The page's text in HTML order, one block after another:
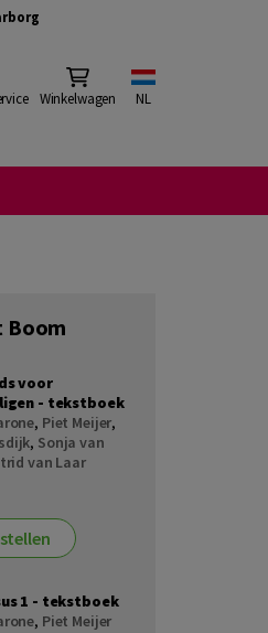
Winkelwagen NL
Boom
voor
- tekstboek
, Piet Meijer,
, Sonja van
van Laar
1 - tekstboek
, Piet Meijer